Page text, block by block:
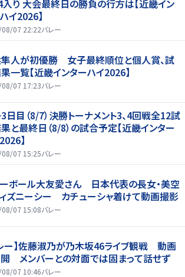
入り 大会最終日の勝負の行方は【近畿イン
イ2026】
07 22:22バレー
人が初優勝 女子最終順位と個人賞、試
一覧【近畿インターハイ2026】
07 17:23バレー
日目（8/7）決勝トーナメント3、4回戦全12試
と最終日（8/8）の試合予定【近畿インター
】
07 15:25バレー
ボール大友愛さん 日本代表の長女・美空
ズニーシー カチューシャ着けて動画撮影
07 15:08バレー
ー】佐藤淑乃が乃木坂46ライブ観戦 動画
メンバーとの対面では固まって話せず
07 10:46バレー